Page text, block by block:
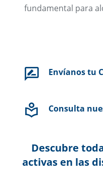
fundamental para
Envíanos tu
Consulta
Descubre
activas en las